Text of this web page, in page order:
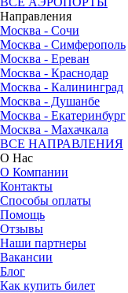
Направления
Москва - Сочи
Москва - Симферополь
Москва - Ереван
Москва - Краснодар
Москва - Калининград
Москва - Душанбе
Москва - Екатеринбург
Москва - Махачкала
ВСЕ НАПРАВЛЕНИЯ
О Нас
О Компании
Контакты
Способы оплаты
Помощь
Отзывы
Наши партнеры
Вакансии
Блог
Как купить билет